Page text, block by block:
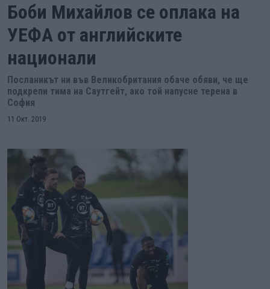
Боби Михайлов се оплака на
УЕФА от английските
национали
Посланикът ни във Великобритания обаче обяви, че ще
подкрепи тима на Саутгейт, ако той напусне терена в
София
11 Окт. 2019